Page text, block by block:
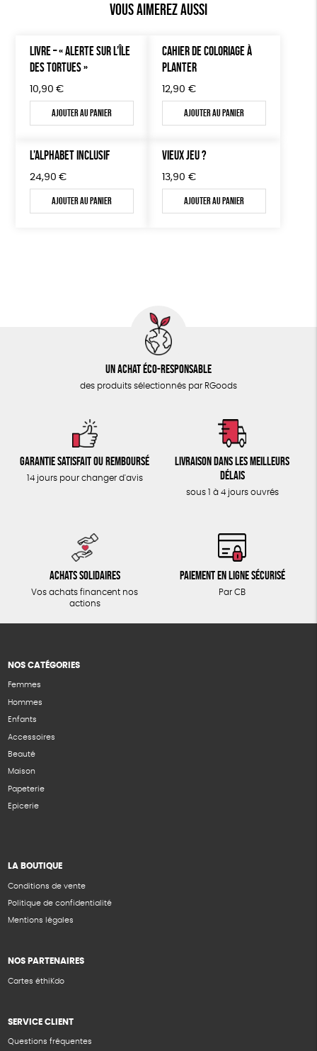
Vous aimerez aussi
LIVRE – « ALERTE SUR L’ÎLE
DES TORTUES »
10,90 €
Ajouter au panier
CAHIER DE COLORIAGE À
PLANTER
12,90 €
Ajouter au panier
L’ALPHABET INCLUSIF
24,90 €
Ajouter au panier
VIEUX JEU ?
13,90 €
Ajouter au panier
Un achat éco-responsable
des produits sélectionnés par RGoods
Garantie satisfait ou remboursé
14 jours pour changer d'avis
Livraison dans les meilleurs
délais
sous 1 à 4 jours ouvrés
Achats solidaires
Vos achats financent nos
actions
Paiement en ligne sécurisé
Par CB
NOS CATÉGORIES
Femmes
Hommes
Enfants
Accessoires
Beauté
Maison
Papeterie
Epicerie
LA BOUTIQUE
Conditions de vente
Politique de confidentialité
Mentions légales
NOS PARTENAIRES
Cartes éthiKdo
SERVICE CLIENT
Questions fréquentes